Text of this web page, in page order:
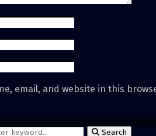
email, and website in this
Search